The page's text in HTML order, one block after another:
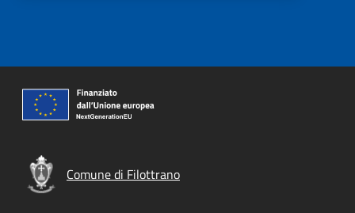
Comune di Filottrano